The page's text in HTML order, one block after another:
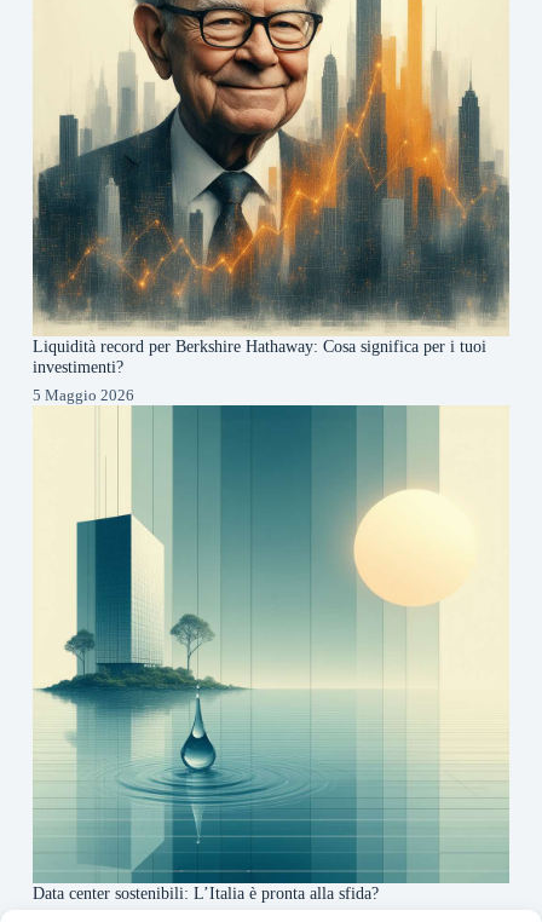
Liquidità record per Berkshire Hathaway: Cosa significa per i tuoi
investimenti?
5 Maggio 2026
Data center sostenibili: L’Italia è pronta alla sfida?